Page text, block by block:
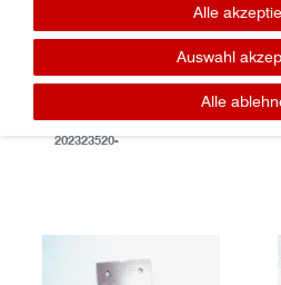
202323520-
Alle
Auswahl
Alle